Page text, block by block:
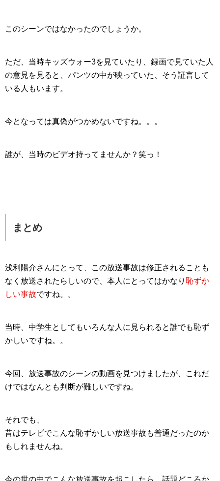
このシーンではなかったのでしょうか。
ただ、当時キッズウォー3を見ていたり、録画で見ていた人
の意見を見ると、 パンツの中が映っていた
、そう証言して
いる人もいます。
今となっては真偽がつかめないですね。。。
誰が、当時のビデオ持ってませんか？笑っ！
まとめ
浅利陽介さんにとって、この放送事故は修正されることも
なく放送されたらしいので、本人にとってはかなり 恥ずか
しい事故ですね。。
当時、中学生としてもいろんな人に見られると誰でも恥ず
かしいですね。。
今回、放送事故のシーンの動画を見つけましたが、これだ
けではなんとも判断が難しいですね。
それでも、
昔はテレビでこんな恥ずかしい放送事故も普通だったのか
もしれませんね。
今の世の中でこんな放送事故を起こしたら、話題どころか